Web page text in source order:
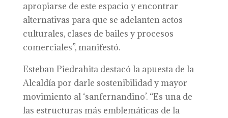
apropiarse de este espacio y encontrar
alternativas para que se adelanten actos
culturales, clases de bailes y procesos
comerciales”, manifestó.
Esteban Piedrahita destacó la apuesta de la
Alcaldía por darle sostenibilidad y mayor
movimiento al ‘sanfernandino’. “Es una de
las estructuras más emblemáticas de la